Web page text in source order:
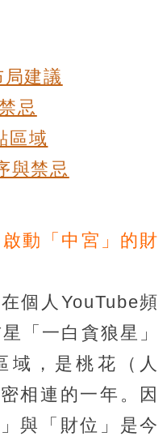
建議
忌
區域
與禁忌
動「中宮」的財
個人YouTube頻
「一白貪狼星」
域，是桃花（人
相連的一年。因
與「財位」是今